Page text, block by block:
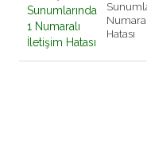
Hatası